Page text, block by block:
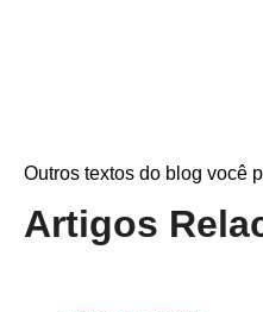
Outros textos do blog você
Artigos